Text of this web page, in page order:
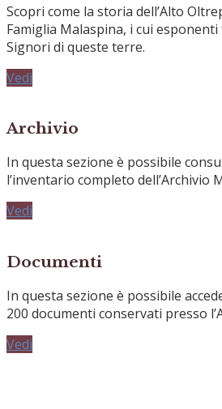
Scopri come la storia dell’Alto
Famiglia Malaspina, i cui
Signori di queste terre.
Vedi
Archivio
In questa sezione è possibile
l’inventario completo dell’Archivio
Vedi
Documenti
In questa sezione è possibile
200 documenti conservati presso
Vedi